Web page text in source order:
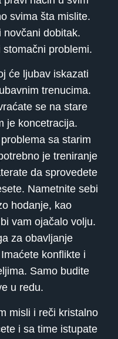
svima šta mislite.
novčani dobitak.
problemi.
će ljubav iskazati
trenucima.
se na stare
je koncetracija.
sa starim
je treniranje
da sprovedete
Nametnite sebi
hodanje, kao
vam ojačalo volju.
za obavljanje
konflikte i
Samo budite
u redu.
misli i reči kristalno
i sa time istupate